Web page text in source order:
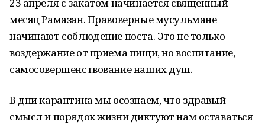
месяц Рамазан. Правоверные мусульмане
начинают соблюдение поста. Это не только
воздержание от приема пищи, но воспитание,
самосовершенствование наших душ.
В дни карантина мы осознаем, что здравый
смысл и порядок жизни диктуют нам оставаться